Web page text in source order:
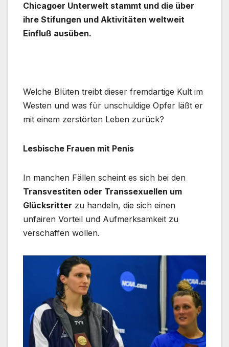
Chicagoer Unterwelt stammt und die über
ihre Stifungen und Aktivitäten weltweit
Einfluß ausüben.
Welche Blüten treibt dieser fremdartige Kult im
Westen und was für unschuldige Opfer läßt er
mit einem zerstörten Leben zurück?
Lesbische Frauen mit Penis
In manchen Fällen scheint es sich bei den
Transvestiten oder Transsexuellen um
Glücksritter zu handeln, die sich einen
unfairen Vorteil und Aufmerksamkeit zu
verschaffen wollen.